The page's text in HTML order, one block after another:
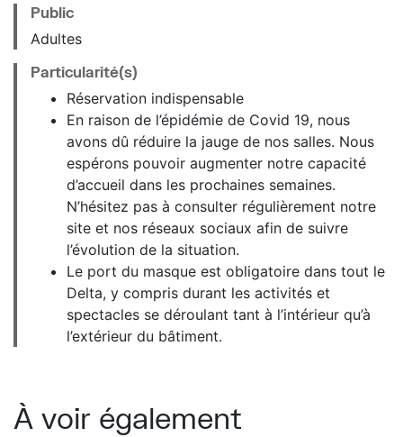
Public
Adultes
Particularité(s)
Réservation indispensable
En raison de l’épidémie de Covid 19, nous
avons dû réduire la jauge de nos salles. Nous
espérons pouvoir augmenter notre capacité
d’accueil dans les prochaines semaines.
N’hésitez pas à consulter régulièrement notre
site et nos réseaux sociaux afin de suivre
l’évolution de la situation.
Le port du masque est obligatoire dans tout le
Delta, y compris durant les activités et
spectacles se déroulant tant à l’intérieur qu’à
l’extérieur du bâtiment.
À voir également